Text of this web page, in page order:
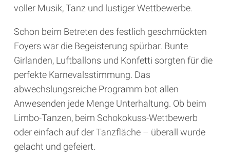
voller Musik, Tanz und lustiger Wettbewerbe.
Schon beim Betreten des festlich geschmückten
Foyers war die Begeisterung spürbar. Bunte
Girlanden, Luftballons und Konfetti sorgten für die
perfekte Karnevalsstimmung. Das
abwechslungsreiche Programm bot allen
Anwesenden jede Menge Unterhaltung. Ob beim
Limbo-Tanzen, beim Schokokuss-Wettbewerb
oder einfach auf der Tanzfläche – überall wurde
gelacht und gefeiert.